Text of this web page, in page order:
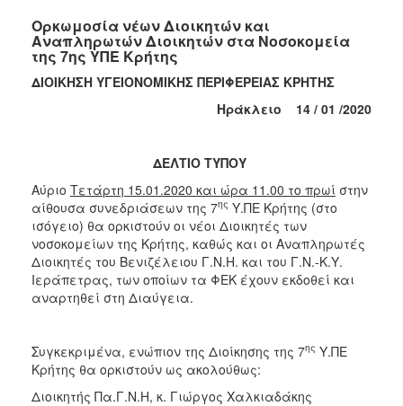
2022
2021
2020
2016
2015
2012
2011
ΔΗΜΟΣ
Ορκωμοσία νέων Διοικητών και
Αναπληρωτών Διοικητών στα Νοσοκομεία
της 7ης ΥΠΕ Κρήτης
ΔΙΟΙΚΗΣΗ ΥΓΕΙΟΝΟΜΙΚΗΣ ΠΕΡΙΦΕΡΕΙΑΣ ΚΡΗΤΗΣ
Ηράκλειο 14 / 01 /2020
ΔΕΛΤΙΟ ΤΥΠΟΥ
Αύριο Τετάρτη 15.01.2020 και ώρα 11.00 το πρωί στην
αίθουσα συνεδριάσεων της 7ης Υ.ΠΕ Κρήτης (στο
ισόγειο) θα ορκιστούν οι νέοι Διοικητές των
νοσοκομείων της Κρήτης, καθώς και οι Αναπληρωτές
Διοικητές του Βενιζέλειου Γ.Ν.Η. και του Γ.Ν.-Κ.Υ.
Ιεράπετρας, των οποίων τα ΦΕΚ έχουν εκδοθεί και
αναρτηθεί στη Διαύγεια.
Συγκεκριμένα, ενώπιον της Διοίκησης της 7ης Υ.ΠΕ
Κρήτης θα ορκιστούν ως ακολούθως:
Διοικητής Πα.Γ.Ν.Η, κ. Γιώργος Χαλκιαδάκης